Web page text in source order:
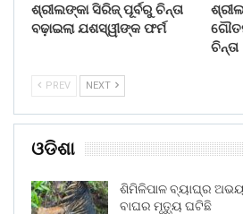
ଶ୍ରୀଲଙ୍କା ସିରିଜ୍ ପୂର୍ବରୁ ଚିନ୍ତା
ବଢ଼ାଇଲା ଯଶସ୍ୱୀଙ୍କ ଫର୍ମ
ଚିନ୍ତା
PREV NEXT
ଓଡିଶା
ଶିମିଳିପାଳ ବ୍ୟାଘ୍ର
ବାଘର ମୃତ୍ୟୁ ଘଟିଛି